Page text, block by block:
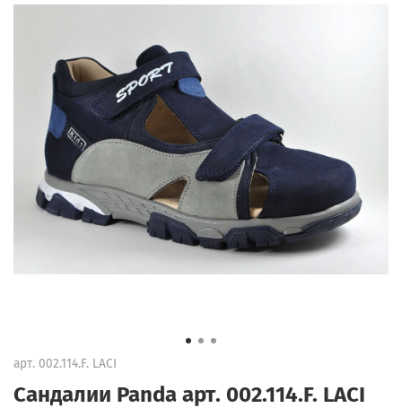
арт. 002.114.F. LACI
Сандалии Panda арт. 002.114.F. LACI